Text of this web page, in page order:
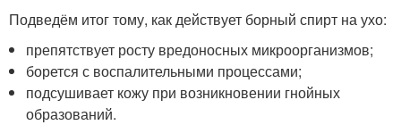
Подведём итог тому, как действует борный спирт на ухо:
препятствует росту вредоносных микроорганизмов;
борется с воспалительными процессами;
подсушивает кожу при возникновении гнойных
образований.